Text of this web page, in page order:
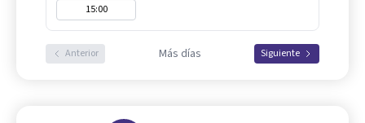
15:00
Anterior Más días Siguiente